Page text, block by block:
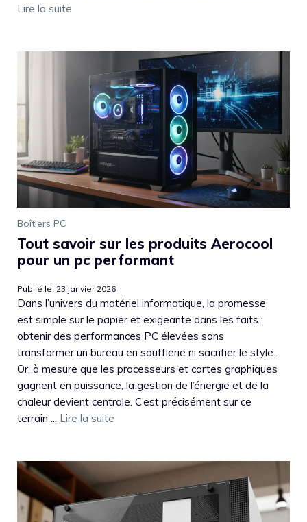
Lire la suite
Boîtiers PC
Tout savoir sur les produits Aerocool
pour un pc performant
Publié le: 23 janvier 2026
Dans l’univers du matériel informatique, la promesse
est simple sur le papier et exigeante dans les faits :
obtenir des performances PC élevées sans
transformer un bureau en soufflerie ni sacrifier le style.
Or, à mesure que les processeurs et cartes graphiques
gagnent en puissance, la gestion de l’énergie et de la
chaleur devient centrale. C’est précisément sur ce
terrain ... Lire la suite